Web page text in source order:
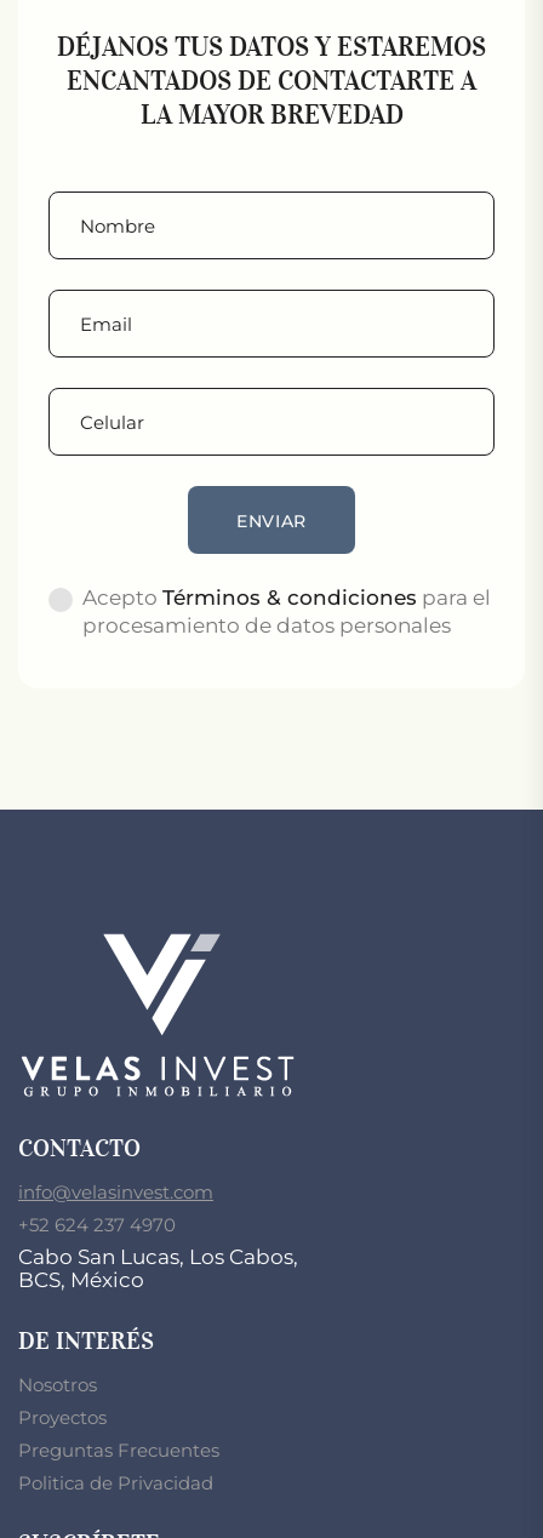
DÉJANOS TUS DATOS Y ESTAREMOS
ENCANTADOS DE CONTACTARTE A
LA MAYOR BREVEDAD
Acepto Términos & condiciones para el
procesamiento de datos personales
CONTACTO
info@velasinvest.com
+52 624 237 4970
Cabo San Lucas, Los Cabos,
BCS, México
DE INTERÉS
Nosotros
Proyectos
Preguntas Frecuentes
Politica de Privacidad